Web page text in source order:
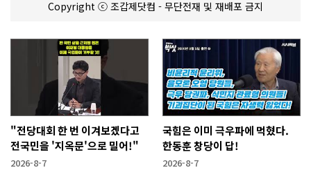
Copyright ⓒ 조갑제닷컴 - 무단전재 및 재배포 금지
"전당대회 한 번 이겨보겠다고
전국민을 '지옥문'으로 밀어!"
2026-8-7
국힘은 이미 극우파에 먹혔다.
한동훈 창당이 답!
2026-8-7